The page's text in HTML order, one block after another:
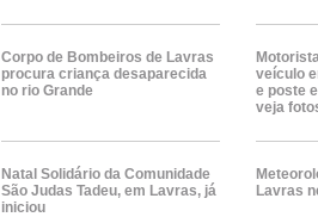
Corpo de Bombeiros de Lavras
procura criança desaparecida
no rio Grande
veículo
e poste
veja
Natal Solidário da Comunidade
São Judas Tadeu, em Lavras, já
iniciou
Lavras